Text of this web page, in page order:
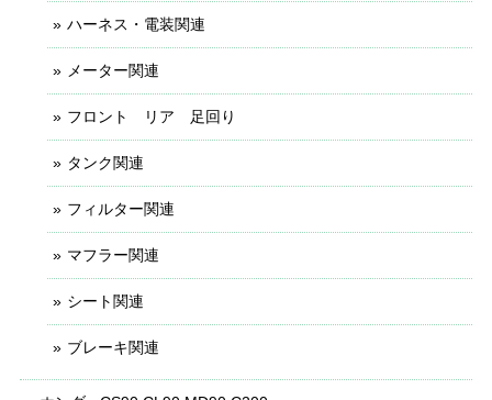
ハーネス・電装関連
メーター関連
フロント リア 足回り
タンク関連
フィルター関連
マフラー関連
シート関連
ブレーキ関連